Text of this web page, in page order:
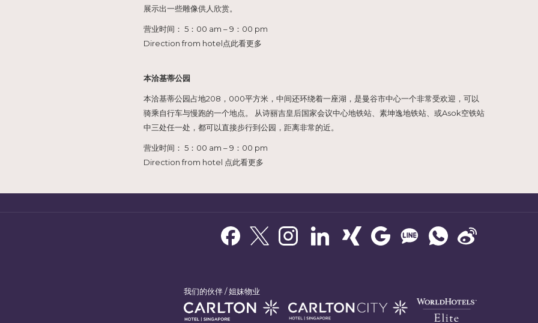
展示出一些雕像供人欣赏。
营业时间： 5：00 am – 9：00 pm
Direction from hotel点此看更多
本洽基蒂公园
本洽基蒂公园占地208，000平方米，中间还环绕着一座湖，是曼谷市中心一个非常受欢迎，可以
骑乘自行车与慢跑的一个地点。 从诗丽吉皇后国家会议中心地铁站、素坤逸地铁站、或Asok空铁站
中三处任一处，都可以直接步行到公园，距离非常的近。
营业时间： 5：00 am – 9：00 pm
Direction from hotel 点此看更多
我们的伙伴 / 姐妹物业